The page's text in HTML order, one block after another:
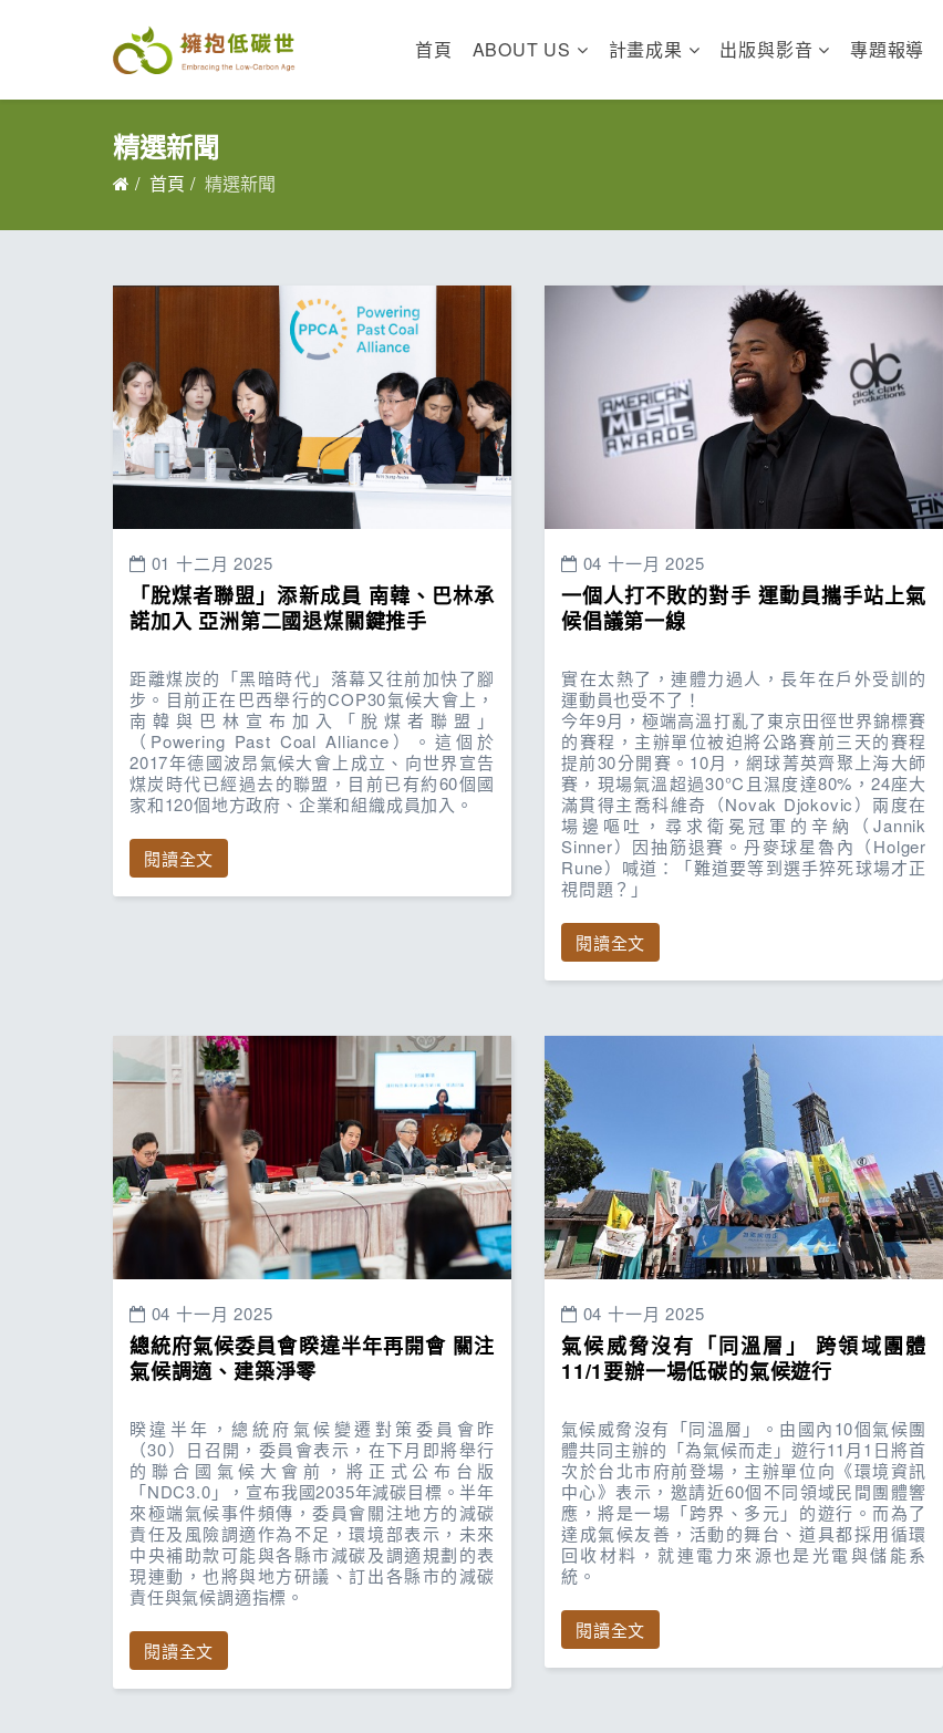
首頁 ABOUT US 計畫成果 出版與影音 專題報導
精選新聞
首頁 精選新聞
01 十二月 2025
「脫煤者聯盟」添新成員 南韓、巴林承
諾加入 亞洲第二國退煤關鍵推手
距離煤炭的「黑暗時代」落幕又往前加快了腳
步。目前正在巴西舉行的COP30氣候大會上，
南韓與巴林宣布加入「脫煤者聯盟」
（Powering Past Coal Alliance）。這個於
2017年德國波昂氣候大會上成立、向世界宣告
煤炭時代已經過去的聯盟，目前已有約60個國
家和120個地方政府、企業和組織成員加入。
閱讀全文
04 十一月 2025
一個人打不敗的對手 運動員攜手站上氣
候倡議第一線
實在太熱了，連體力過人，長年在戶外受訓的
運動員也受不了！
今年9月，極端高溫打亂了東京田徑世界錦標賽
的賽程，主辦單位被迫將公路賽前三天的賽程
提前30分開賽。10月，網球菁英齊聚上海大師
賽，現場氣溫超過30°C且濕度達80%，24座大
滿貫得主喬科維奇（Novak Djokovic）兩度在
場邊嘔吐，尋求衛冕冠軍的辛納（Jannik
Sinner）因抽筋退賽。丹麥球星魯內（Holger
Rune）喊道：「難道要等到選手猝死球場才正
視問題？」
閱讀全文
04 十一月 2025
總統府氣候委員會睽違半年再開會 關注
氣候調適、建築淨零
睽違半年，總統府氣候變遷對策委員會昨
（30）日召開，委員會表示，在下月即將舉行
的聯合國氣候大會前，將正式公布台版
「NDC3.0」，宣布我國2035年減碳目標。半年
來極端氣候事件頻傳，委員會關注地方的減碳
責任及風險調適作為不足，環境部表示，未來
中央補助款可能與各縣市減碳及調適規劃的表
現連動，也將與地方研議、訂出各縣市的減碳
責任與氣候調適指標。
閱讀全文
04 十一月 2025
氣候威脅沒有「同溫層」 跨領域團體
11/1要辦一場低碳的氣候遊行
氣候威脅沒有「同溫層」。由國內10個氣候團
體共同主辦的「為氣候而走」遊行11月1日將首
次於台北市府前登場，主辦單位向《環境資訊
中心》表示，邀請近60個不同領域民間團體響
應，將是一場「跨界、多元」的遊行。而為了
達成氣候友善，活動的舞台、道具都採用循環
回收材料，就連電力來源也是光電與儲能系
統。
閱讀全文